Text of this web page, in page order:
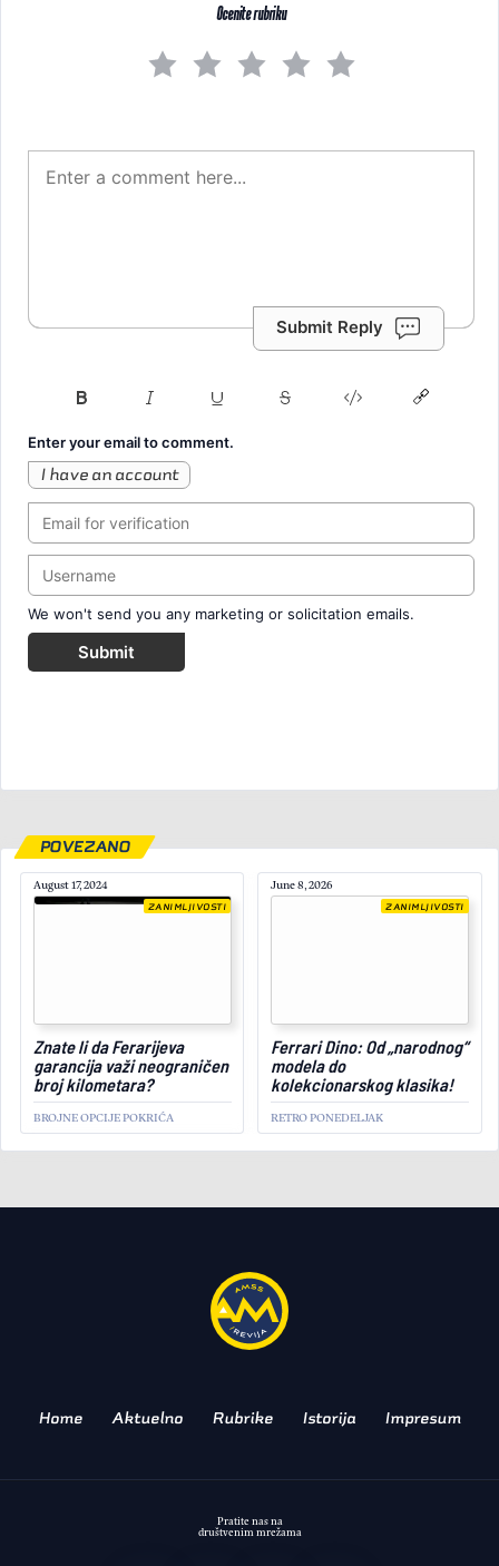
Ocenite rubriku
Submit Reply
Enter your email to comment.
I have an account
We won't send you any marketing or solicitation emails.
Submit
POVEZANO
August 17, 2024
Znate li da Ferarijeva
garancija važi neograničen
broj kilometara?
BROJNE OPCIJE POKRIĆA
ZANIMLJIVOSTI
June 8, 2026
Ferrari Dino: Od „narodnog“
modela do
kolekcionarskog klasika!
RETRO PONEDELJAK
ZANIMLJIVOSTI
March 14, 2025
vozi Škodu vRS!
Home Aktuelno Rubrike Istorija Impresum
Pratite nas na
društvenim mrežama